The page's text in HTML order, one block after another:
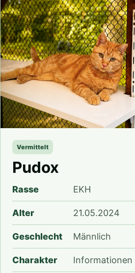
Vermittelt
Pudox
Rasse EKH
Alter 21.05.2024
Geschlecht Männlich
Charakter Informationen